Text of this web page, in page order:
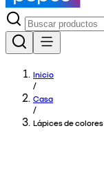
Inicio
/
Casa
/
Lápices de colores